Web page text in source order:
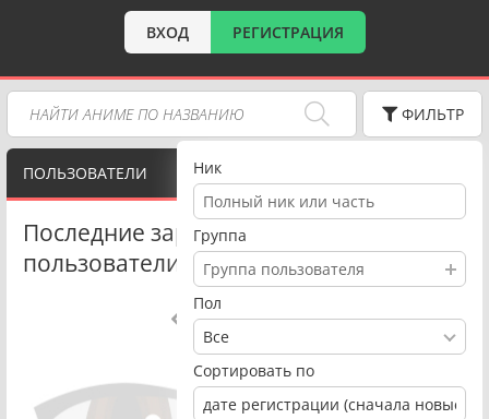
ВХОД РЕГИСТРАЦИЯ
ФИЛЬТР
Ник
Группа
Группа пользователя
Пол
Все
Сортировать по
дате регистрации (сначала новые)
ПОЛЬЗОВАТЕЛИ
Последние зарегистрированные
пользователи сайта
1 14349